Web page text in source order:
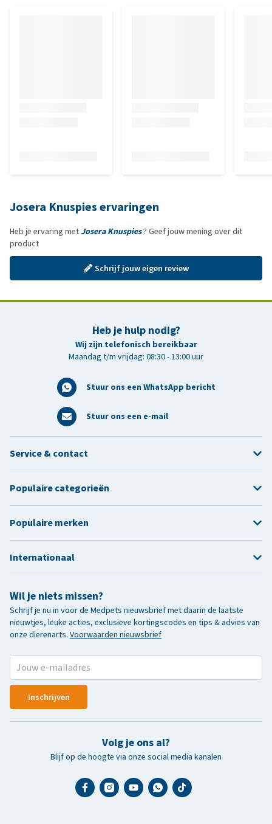
Josera Knuspies ervaringen
Heb je ervaring metJosera Knuspies? Geef jouw mening over dit
product
Schrijf jouw eigen review
Heb je hulp nodig?
Wij zijn telefonisch bereikbaar
Maandag t/m vrijdag: 08:30 - 13:00 uur
Stuur ons een WhatsApp bericht
Stuur ons een e-mail
Wil je niets missen?
Schrijf je nu in voor de Medpets nieuwsbrief met daarin de laatste
nieuwtjes, leuke acties, exclusieve kortingscodes en tips & advies van
onze dierenarts. Voorwaarden nieuwsbrief
Inschrijven
Volg je ons al?
Blijf op de hoogte via onze social media kanalen
Service & contact
Populaire categorieën
Populaire merken
Internationaal